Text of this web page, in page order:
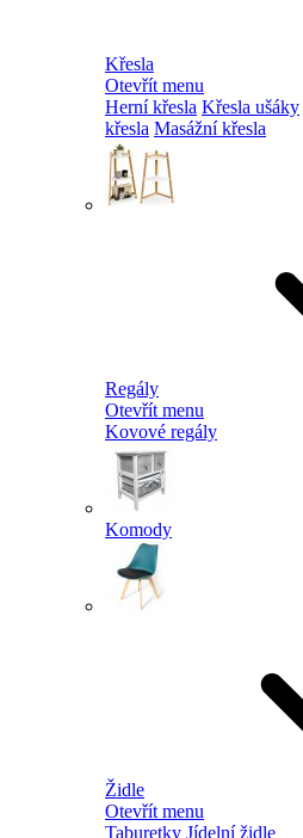
Křesla
Otevřít menu
Herní křesla Křesla ušáky
křesla Masážní křesla
Regály
Otevřít menu
Kovové regály
Komody
Židle
Otevřít menu
Taburetky Jídelní židle